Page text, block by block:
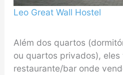
Leo Great Wall Hostel
Além dos quartos
ou quartos privados), eles
restaurante/bar onde